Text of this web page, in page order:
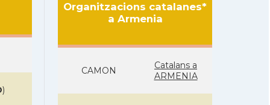
)
Organitzacions catalanes*
a Armenia
CAMON
Catalans a
ARMENIA